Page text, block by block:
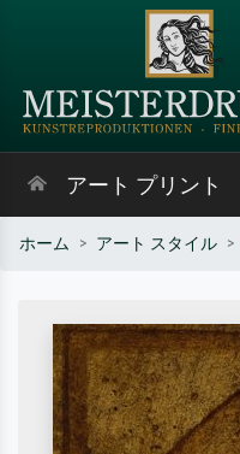
アート プリント
ホーム アート スタイル